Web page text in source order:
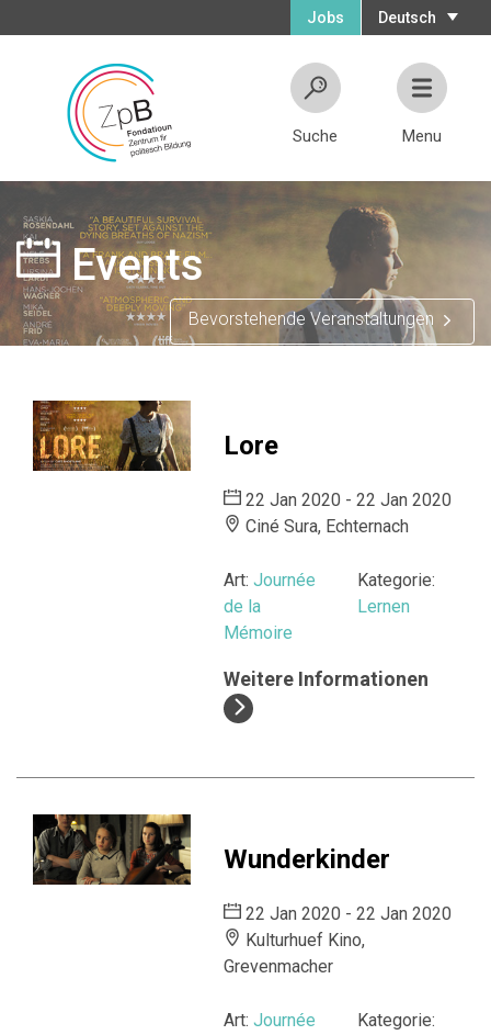
Deutsch
Jobs
Suche Menu
Events
Bevorstehende Veranstaltungen
Lore
22 Jan 2020 - 22 Jan 2020
Ciné Sura, Echternach
Art:Journée
de la
Mémoire
Kategorie:
Lernen
Weitere Informationen
Wunderkinder
22 Jan 2020 - 22 Jan 2020
Kulturhuef Kino,
Grevenmacher
Art:Journée
Kategorie: